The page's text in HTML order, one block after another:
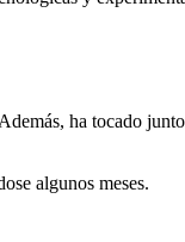
ha tocado
algunos meses.